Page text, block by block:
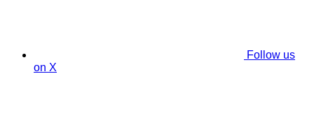
Follow us
on X